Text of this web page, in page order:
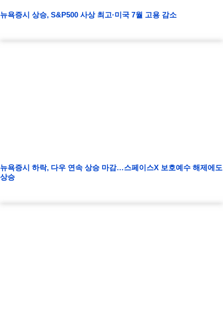
뉴욕증시 상승, S&P500 사상 최고·미국 7월 고용 감소
뉴욕증시 하락, 다우 연속 상승 마감…스페이스X 보호예수 해제에도
상승